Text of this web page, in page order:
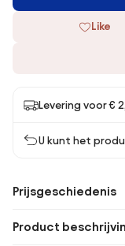
Like
Levering voor €
U kunt het
Prijsgeschiedenis
Product